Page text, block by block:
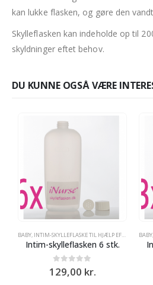
kan lukke flasken, og gøre den
Skylleflasken kan indeholde op til
skyldninger eftet behov.
DU KUNNE OGSÅ VÆRE
BABY, INTIM-SKYLLEFLASKE TIL HJÆLP EFTER FØDSLEN
Intim-skylleflasken 6 stk.
0ud af 5
129,00 kr.
BABY,